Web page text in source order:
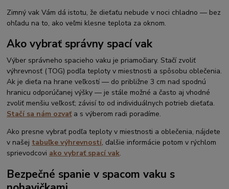
Zimný vak Vám dá istotu, že dieťaťu nebude v noci chladno — bez
ohľadu na to, ako veľmi klesne teplota za oknom.
Ako vybrať správny spací vak
Výber správneho spacieho vaku je priamočiary. Stačí zvoliť
výhrevnosť (TOG) podľa teploty v miestnosti a spôsobu oblečenia.
Ak je dieťa na hrane veľkostí — do približne 3 cm nad spodnú
hranicu odporúčanej výšky — je stále možné a často aj vhodné
zvoliť menšiu veľkosť; závisí to od individuálnych potrieb dieťaťa.
Stačí sa nám ozvaťa s výberom radi poradíme.
Ako presne vybrať podľa teploty v miestnosti a oblečenia, nájdete
v našej tabuľke výhrevností, ďalšie informácie potom v rýchlom
sprievodcovi ako vybrať spací vak.
Bezpečné spanie v spacom vaku s